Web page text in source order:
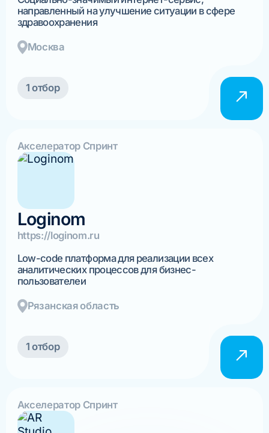
направленный на улучшение ситуации в сфере
здравоохранения
Москва
1 отбор
Акселератор Спринт
Loginom
https://loginom.ru
Low-code платформа для реализации всех
аналитических процессов для бизнес-
пользователеи
Рязанская область
1 отбор
Акселератор Спринт